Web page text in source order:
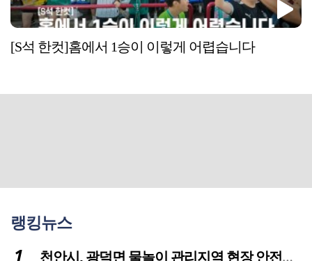
[S석 한컷]홈에서 1승이 이렇게 어렵습니다
랭킹뉴스
천안시, 광덕면 물놀이 관리지역 현장 안전점검 실시